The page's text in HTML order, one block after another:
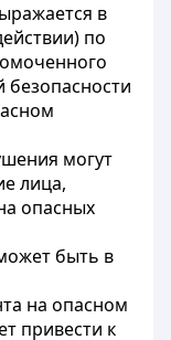
в
по
могут
лица,
опасных
быть в
на опасном
привести к